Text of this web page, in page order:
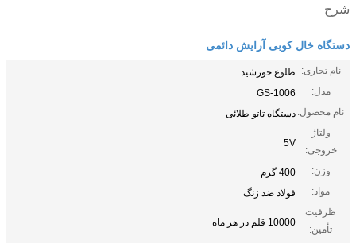
شرح
دستگاه خال کوبی آرایش دائمی
نام تجاری:
طلوع خورشید
مدل:
GS-1006
نام محصول: دستگاه تاتو طلائی
ولتاژ
خروجی:
5V
وزن:
400 گرم
مواد:
فولاد ضد زنگ
ظرفیت
تأمین:
10000 قلم در هر ماه